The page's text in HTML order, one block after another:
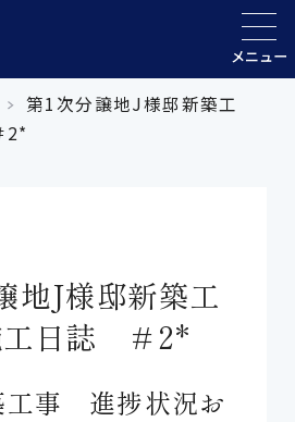
メニュー
第1次分譲地J様邸新築工
地J様邸新築工
日誌 ＃2*
事 進捗状況お